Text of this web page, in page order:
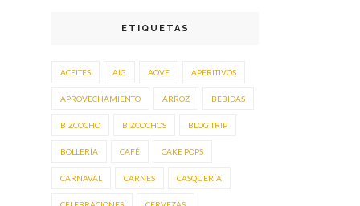
ETIQUETAS
ACEITES AIG AOVE APERITIVOS
APROVECHAMIENTO ARROZ BEBIDAS
BIZCOCHO BIZCOCHOS BLOG TRIP
BOLLERÍA CAFÉ CAKE POPS
CARNAVAL CARNES CASQUERÍA